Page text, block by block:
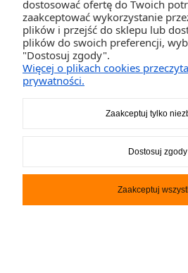
Czy dopłata z 3500 zł do 4500 zł ma sens?
Kiedy warto porównać też deski do 5500 zł?
5.0
Zobacz opinie
ZAKUPY
dostosować ofertę do Twoich
zaakceptować wykorzystanie
plików i przejść do sklepu lub
plików do swoich preferencji,
"Dostosuj zgody".
Więcej o plikach cookies
prywatności.
Zaakceptuj tylko
Dostosuj zgody
Zaakceptuj